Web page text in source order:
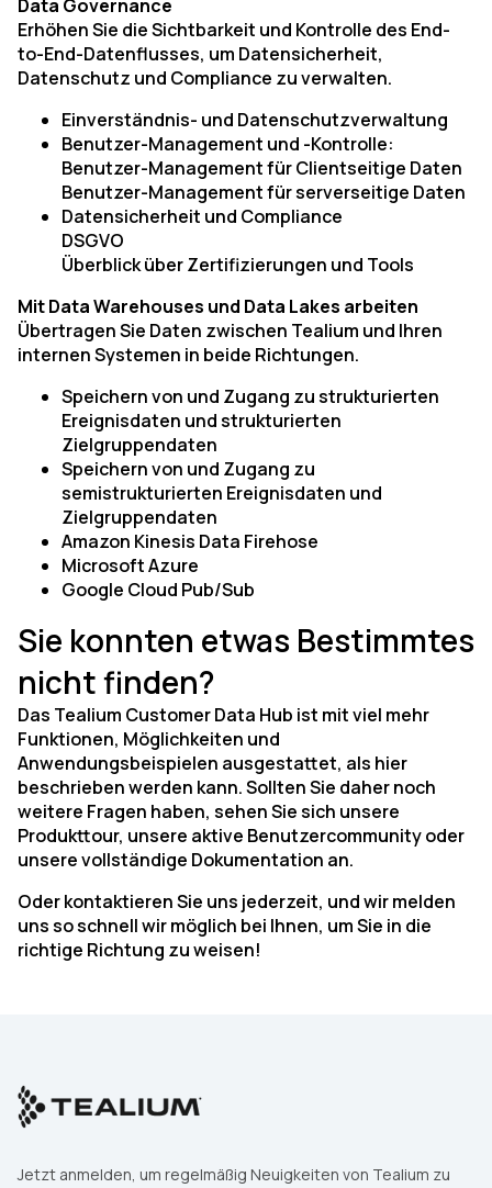
Data Governance
Erhöhen Sie die Sichtbarkeit und Kontrolle des End-
to-End-Datenflusses, um Datensicherheit,
Datenschutz und Compliance zu verwalten.
Einverständnis- und Datenschutzverwaltung
Benutzer-Management und -Kontrolle:
Benutzer-Management für Clientseitige Daten
Benutzer-Management für serverseitige Daten
Datensicherheit und Compliance
DSGVO
Überblick über Zertifizierungen und Tools
Mit Data Warehouses und Data Lakes arbeiten
Übertragen Sie Daten zwischen Tealium und Ihren
internen Systemen in beide Richtungen.
Speichern von und Zugang zu strukturierten
Ereignisdaten und strukturierten
Zielgruppendaten
Speichern von und Zugang zu
semistrukturierten Ereignisdaten und
Zielgruppendaten
Amazon Kinesis Data Firehose
Microsoft Azure
Google Cloud Pub/Sub
Sie konnten etwas Bestimmtes
nicht finden?
Das Tealium Customer Data Hub ist mit viel mehr
Funktionen, Möglichkeiten und
Anwendungsbeispielen ausgestattet, als hier
beschrieben werden kann. Sollten Sie daher noch
weitere Fragen haben, sehen Sie sich unsere
Produkttour, unsere aktive Benutzercommunity oder
unsere vollständige Dokumentation an.
Oder kontaktieren Sie uns jederzeit, und wir melden
uns so schnell wir möglich bei Ihnen, um Sie in die
richtige Richtung zu weisen!
Jetzt anmelden, um regelmäßig Neuigkeiten von Tealium zu